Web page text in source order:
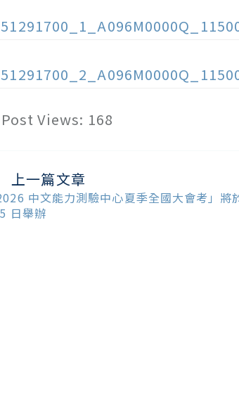
Post Views: 168
上一篇文章
中文能力測驗中心夏季全國大會考」將
日舉辦